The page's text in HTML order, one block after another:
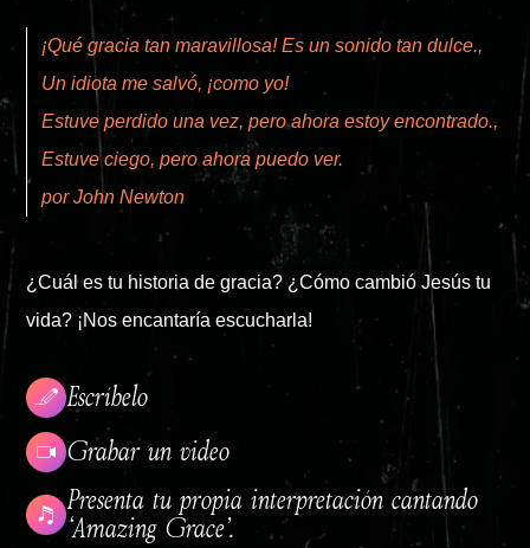
¡Qué gracia tan maravillosa! Es un sonido tan dulce.,
Un idiota me salvó, ¡como yo!
Estuve perdido una vez, pero ahora estoy encontrado.,
Estuve ciego, pero ahora puedo ver.
por John Newton
¿Cuál es tu historia de gracia? ¿Cómo cambió Jesús tu
vida? ¡Nos encantaría escucharla!
Escríbelo
Grabar un video
Presenta tu propia interpretación cantando
‘Amazing Grace’.